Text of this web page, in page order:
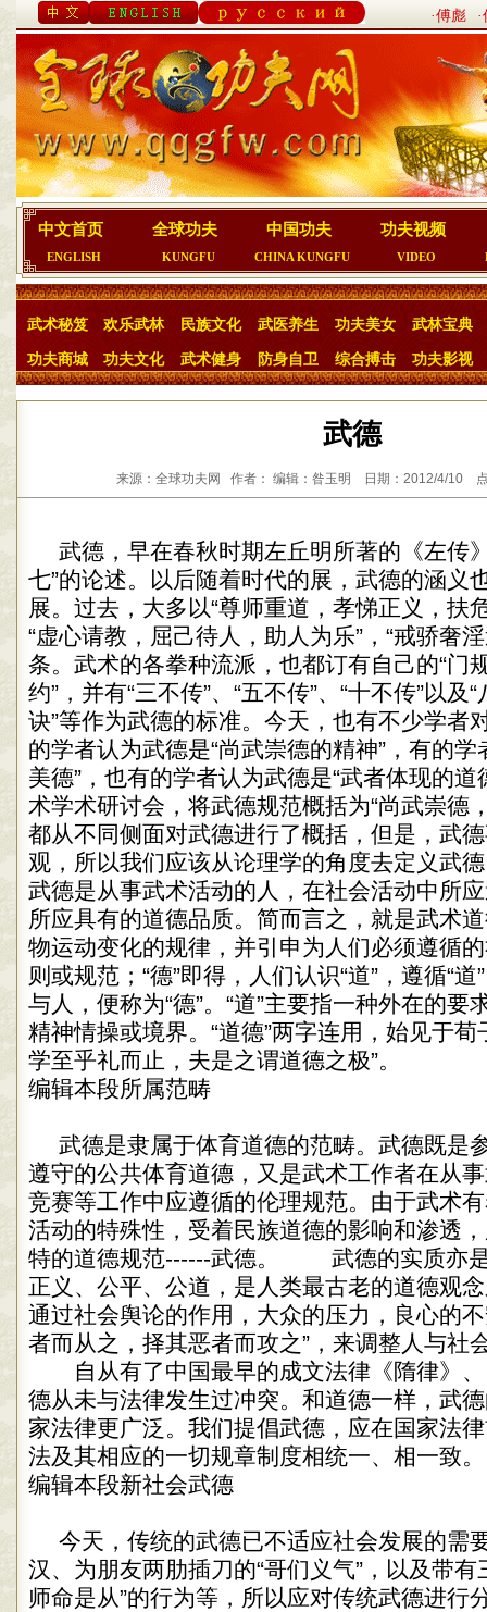
·傅彪
中文首页
ENGLISH
全球功夫
KUNGFU
中国功夫
CHINA KUNGFU
功夫视频
VIDEO
武术秘笈 欢乐武林 民族文化 武医养生 功夫美女 武林宝典
功夫商城 功夫文化 武术健身 防身自卫 综合搏击 功夫影视
武德
来源：全球功夫网 作者： 编辑：昝玉明 日期：2012/4/10
武德，早在春秋时期左丘明所著的《左传
七”的论述。以后随着时代的展，武德的涵义
展。过去，大多以“尊师重道，孝悌正义，扶
“虚心请教，屈己待人，助人为乐”，“戒骄奢
条。武术的各拳种流派，也都订有自己的“门规
约”，并有“三不传”、“五不传”、“十不传”以及
诀”等作为武德的标准。今天，也有不少学者
的学者认为武德是“尚武崇德的精神”，有的学
美德”，也有的学者认为武德是“武者体现的
术学术研讨会，将武德规范概括为“尚武崇德
都从不同侧面对武德进行了概括，但是，武
观，所以我们应该从论理学的角度去定义
武德是从事武术活动的人，在社会活动中所
所应具有的道德品质。简而言之，就是武术道
物运动变化的规律，并引申为人们必须遵循
则或规范；“德”即得，人们认识“道”，遵循“
与人，便称为“德”。“道”主要指一种外在的要
精神情操或境界。“道德”两字连用，始见于荀
学至乎礼而止，夫是之谓道德之极”。
编辑本段所属范畴
武德是隶属于体育道德的范畴。武德既是
遵守的公共体育道德，又是武术工作者在从
竞赛等工作中应遵循的伦理规范。由于武术
活动的特殊性，受着民族道德的影响和渗透
特的道德规范------武德。 武德的实质亦是
正义、公平、公道，是人类最古老的道德观
通过社会舆论的作用，大众的压力，良心的
者而从之，择其恶者而攻之”，来调整人与社
自从有了中国最早的成文法律《隋律》、
德从未与法律发生过冲突。和道德一样，武
家法律更广泛。我们提倡武德，应在国家法
法及其相应的一切规章制度相统一、相一致。
编辑本段新社会武德
今天，传统的武德已不适应社会发展的需
汉、为朋友两肋插刀的“哥们义气”，以及带有
师命是从”的行为等，所以应对传统武德进行